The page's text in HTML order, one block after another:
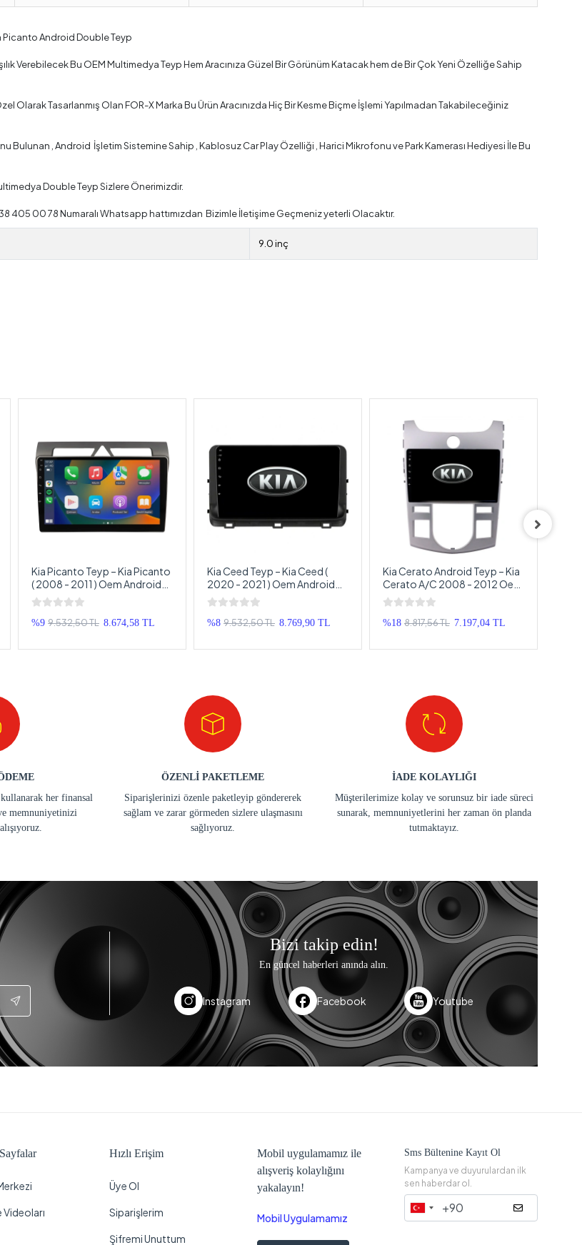
Picanto Android Double Teyp
Verebilecek Bu OEM Multimedya Teyp Hem Aracınıza Güzel Bir Görünüm Katacak hem de Bir Çok Yeni Özelliğe Sahip
Tasarlanmış Olan FOR-X Marka Bu Ürün Aracınızda Hiç Bir Kesme Biçme İşlemi Yapılmadan Takabileceğiniz
Bulunan , Android İşletim Sistemine Sahip , Kablosuz Car Play Özelliği , Harici Mikrofonu ve Park Kamerası Hediyesi İle Bu
Double Teyp Sizlere Önerimizdir.
405 00 78 Numaralı Whatsapp hattımızdan Bizimle İletişime Geçmeniz yeterli Olacaktır.
9.0 inç
Kia Picanto Teyp – Kia Picanto
( 2008 - 2011 ) Oem Android
Multimedya – Kia Picanto
Android Double Teyp
%9 9.532,50 TL 8.674,58 TL
Kia Ceed Teyp – Kia Ceed (
2020 - 2021 ) Oem Android
Multimedya – Kia Ceed
Android Double Teyp
%8 9.532,50 TL 8.769,90 TL
Kia Cerato Android Teyp – Kia
Cerato A/C 2008 - 2012 Oem
Android Multimedya – Kia
Cerato Android Double Teyp
%18 8.817,56 TL 7.197,04 TL
her finansal
memnuniyetinizi
ÖZENLİ PAKETLEME
Siparişlerinizi özenle paketleyip göndererek
sağlam ve zarar görmeden sizlere ulaşmasını
sağlıyoruz.
İADE KOLAYLIĞI
Müşterilerimize kolay ve sorunsuz bir iade süreci
sunarak, memnuniyetlerini her zaman ön planda
tutmaktayız.
Bizi takip edin!
En güncel haberleri anında alın.
Instagram Facebook Youtube
Hızlı Erişim
Üye Ol
Siparişlerim
Şifremi Unuttum
Mobil uygulamamız ile
alışveriş kolaylığını
yakalayın!
Mobil Uygulamamız
Sms Bültenine Kayıt Ol
Kampanya ve duyurulardan ilk
sen haberdar ol.